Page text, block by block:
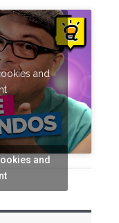
and
and